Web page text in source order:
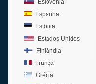
Eslovênia
Espanha
Estônia
Estados Unidos
Finlândia
França
Grécia